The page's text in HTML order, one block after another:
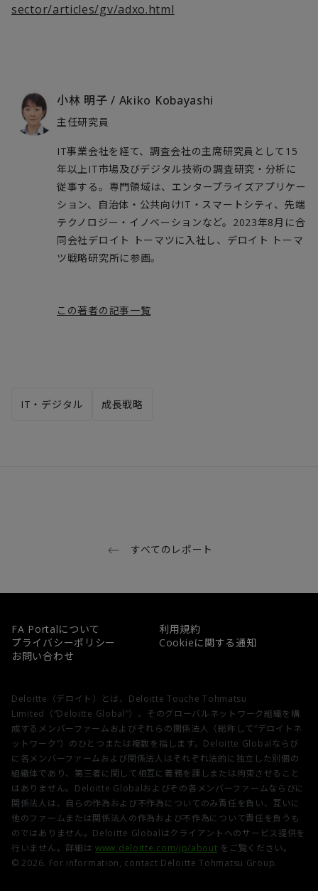
sector/articles/gv/adxo.html
小林 明子 / Akiko Kobayashi
主任研究員
IT事業会社を経て、調査会社の主席研究員として15
年以上IT市場及びデジタル技術の調査研究・分析に
従事する。専門領域は、エンタープライズアプリケー
ション、自治体・公共向けIT・スマートシティ、先端
テクノロジー・イノベーションなど。2023年8月に合
同会社デロイト トーマツに入社し、デロイト トーマ
ツ戦略研究所に参画。
この著者の記事一覧
IT・デジタル 成長戦略
すべてのレポート
FA Portalについて
利用規約
プライバシーポリシー
Cookieに関する通知
お問い合わせ
Deloitte（デロイト）とは、Deloitte Touche Tohmatsu
Limited（“Deloitte Global”）、そのグローバルネットワーク組織を構
成するメンバーファームおよびそれらの関係法人（総称して“デロイトネ
ットワーク”）のひとつまたは複数を指します。Deloitte Globalならび
に各メンバーファームおよび関係法人はそれぞれ法的に独立した別個の
組織体であり、第三者に関して相互に義務を課しまたは拘束させること
はありません。Deloitte Globalおよびその各メンバーファームならびに
関係法人は、自らの作為および不作為についてのみ責任を負い、互いに
他のファームまたは関係法人の作為および不作為について責任を負うも
のではありません。Deloitte Globalはクライアントへのサービス提供を
行いません。詳細は www.deloitte.com/jp/about をご覧ください。
© 2026. For information, contact Deloitte Tohmatsu Group.